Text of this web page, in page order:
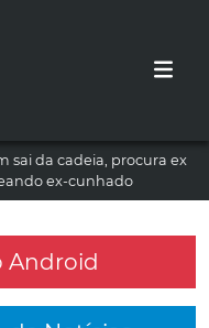
sai da cadeia, procura ex
ex-cunhado
Android